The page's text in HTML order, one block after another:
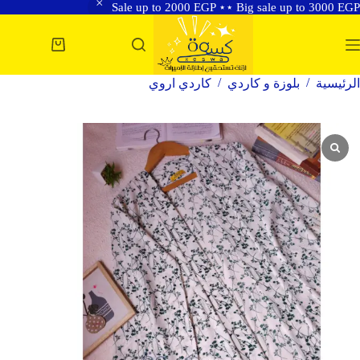
Sale up to 2000 EGP ⋆⋆ Big sale up to 3000 EGP
إلى
المحتوى
عربة
الرئيسية / بلوزة و كاردي / كاردي اروي